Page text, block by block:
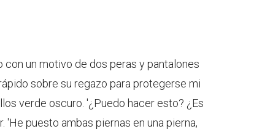
un motivo de dos peras y pantalones
sobre su regazo para protegerse mi
verde oscuro. '¿Puedo hacer esto? ¿Es
puesto ambas piernas en una pierna,